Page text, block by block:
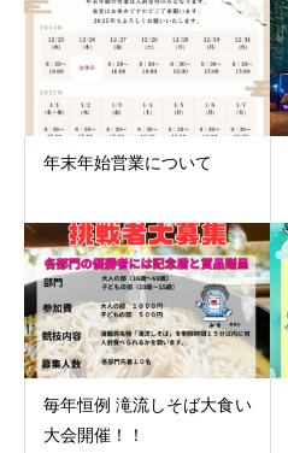
年末年始営業について
毎年恒例 滝流しそば大食い
大会開催！！